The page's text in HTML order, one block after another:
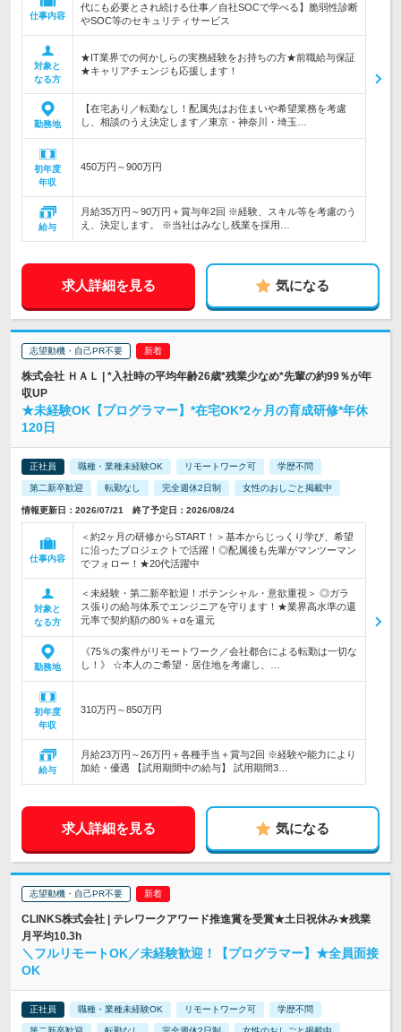
仕事内容
代にも必要とされ続ける仕事／自社SOCで学べる】脆弱性診断
やSOC等のセキュリティサービス
対象と
なる方
★IT業界での何かしらの実務経験をお持ちの方★前職給与保証
★キャリアチェンジも応援します！
勤務地
【在宅あり／転勤なし！配属先はお住まいや希望業務を考慮
し、相談のうえ決定します／東京・神奈川・埼玉…
初年度
年収
450万円～900万円
給与
月給35万円～90万円＋賞与年2回 ※経験、スキル等を考慮のう
え、決定します。 ※当社はみなし残業を採用…
求人詳細を見る 気になる
志望動機・自己PR不要
株式会社 ＨＡＬ | *入社時の平均年齢26歳*残業少なめ*先輩の約99％が年
収UP
★未経験OK【プログラマー】*在宅OK*2ヶ月の育成研修*年休
120日
正社員 職種・業種未経験OK リモートワーク可 学歴不問
第二新卒歓迎 転勤なし 完全週休2日制 女性のおしごと掲載中
情報更新日：2026/07/21 終了予定日：2026/08/24
仕事内容
＜約2ヶ月の研修からSTART！＞基本からじっくり学び、希望
に沿ったプロジェクトで活躍！◎配属後も先輩がマンツーマン
でフォロー！★20代活躍中
対象と
なる方
＜未経験・第二新卒歓迎！ポテンシャル・意欲重視＞ ◎ガラ
ス張りの給与体系でエンジニアを守ります！★業界高水準の還
元率で契約額の80％＋αを還元
勤務地
《75％の案件がリモートワーク／会社都合による転勤は一切な
し！》 ☆本人のご希望・居住地を考慮し、…
初年度
年収
310万円～850万円
給与
月給23万円～26万円＋各種手当＋賞与2回 ※経験や能力により
加給・優遇 【試用期間中の給与】 試用期間3…
求人詳細を見る 気になる
志望動機・自己PR不要
CLINKS株式会社 | テレワークアワード推進賞を受賞★土日祝休み★残業
月平均10.3h
＼フルリモートOK／未経験歓迎！【プログラマー】★全員面接
OK
正社員 職種・業種未経験OK リモートワーク可 学歴不問